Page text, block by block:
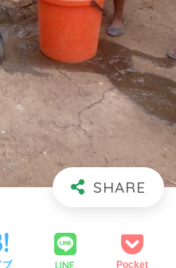
ブ LINE Pocket